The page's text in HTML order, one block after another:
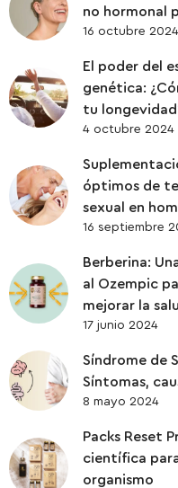
UBIQUINOL
ZINC
no hormonal
16 octubre 2024
El poder del
genética:
tu
4 octubre 2024
óptimos de
sexual en
16 septiembre
Berberina:
al Ozempic
mejorar la
17 junio 2024
Síndrome de
Síntomas,
8 mayo 2024
Packs Reset
científica
organismo